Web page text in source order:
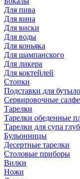
Для пива
Для вина
Для виски
Для воды
Для коньяка
Для шампанского
Для ликера
Для коктейлей
Стопки
Подставки для
Сервировочные
Тарелки
Тарелки обеденные
Тарелки для супа
Бульонницы
Десертные тарелки
Столовые приборы
Вилки
Ножи